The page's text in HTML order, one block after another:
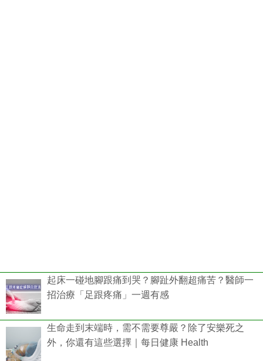
起床一碰地腳跟痛到哭？腳趾外翻超痛苦？醫師一
招治療「足跟疼痛」一週有感
生命走到末端時，需不需要尊嚴？除了安樂死之
外，你還有這些選擇｜每日健康 Health